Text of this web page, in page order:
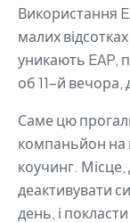
Використання
малих
уникають EAP,
об 11-й вечора,
Саме цю
компаньйон на
коучинг.
деактивувати
день, і